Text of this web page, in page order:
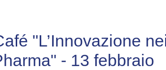
"L’Innovazione
- 13 febbraio